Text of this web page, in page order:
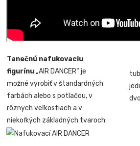
Tanečnú nafukovaciu
figurínu „AIR DANCER“ je
možné vyrobiť v štandardných
farbách alebo s potlačou, v
rôznych veľkostiach a v
niekoľkých základných tvaroch: